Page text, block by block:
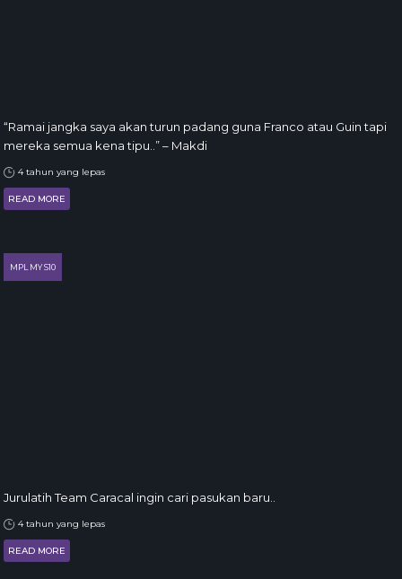
“Ramai jangka saya akan turun padang guna Franco atau Guin tapi
mereka semua kena tipu..” – Makdi
4 tahun yang lepas
READ MORE
MPL MY S10
Jurulatih Team Caracal ingin cari pasukan baru..
4 tahun yang lepas
READ MORE